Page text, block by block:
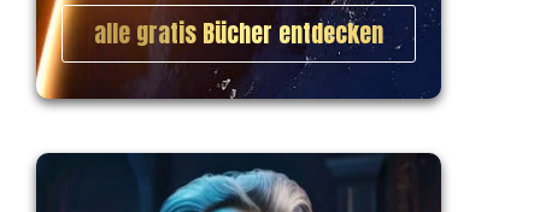
alle gratis Bücher entdecken